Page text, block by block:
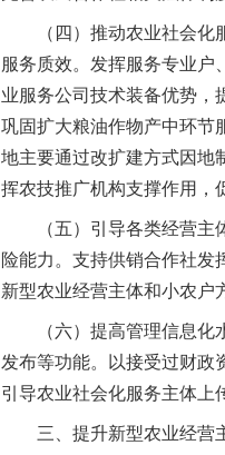
（四）推动农业社会化服
服务质效。发挥服务专业户
业服务公司技术装备优势，
巩固扩大粮油作物产中环节
地主要通过改扩建方式因地
挥农技推广机构支撑作用，
（五）引导各类经营主体
险能力。支持供销合作社发
新型农业经营主体和小农户
（六）提高管理信息化水
发布等功能。以接受过财政
引导农业社会化服务主体上
三、提升新型农业经营